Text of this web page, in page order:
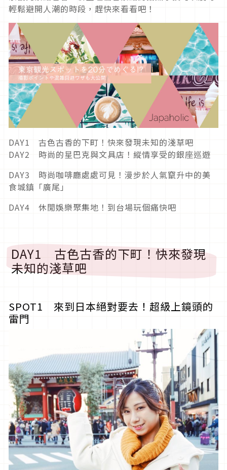
輕鬆避開人潮的時段，趕快來看看吧！
DAY1 古色古香的下町！快來發現未知的淺草吧
DAY2 時尚的星巴克與文具店！縱情享受的銀座巡遊
DAY3 時尚咖啡廳處處可見！漫步於人氣竄升中的美
食城鎮「廣尾」
DAY4 休閒娛樂聚集地！到台場玩個痛快吧
DAY1 古色古香的下町！快來發現
未知的淺草吧
SPOT1 來到日本絕對要去！超級上鏡頭的
雷門